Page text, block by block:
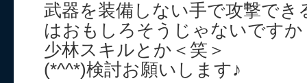
武器を装備しない手で攻撃でき
はおもしろそうじゃないですか
少林スキルとか＜笑＞
(*^^*)検討お願いします♪